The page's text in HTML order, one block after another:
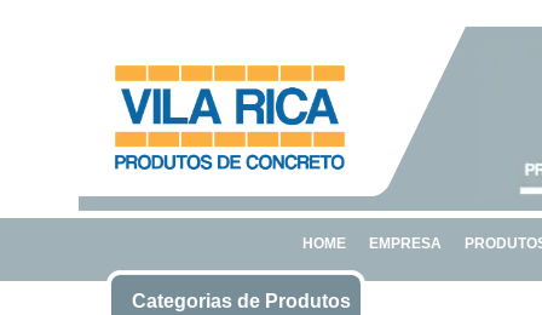
HOME EMPRESA
Categorias de Produtos